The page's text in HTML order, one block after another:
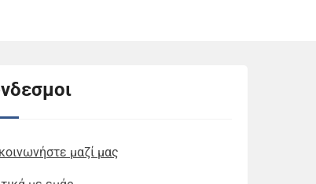
μαζί μας